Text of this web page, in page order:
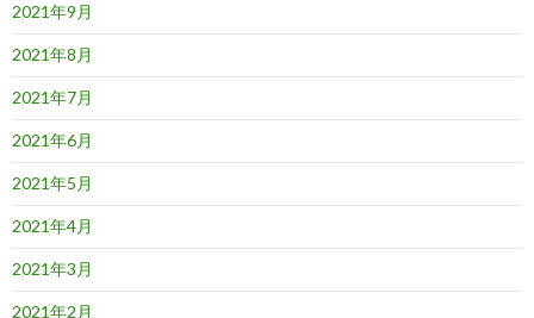
2021年9月
2021年8月
2021年7月
2021年6月
2021年5月
2021年4月
2021年3月
2021年2月